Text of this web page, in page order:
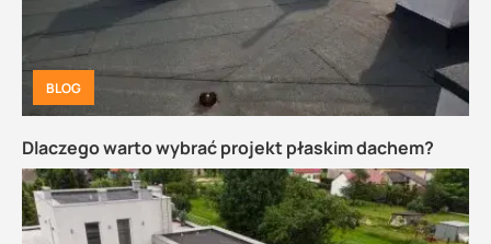
BLOG
Dlaczego warto wybrać projekt płaskim dachem?